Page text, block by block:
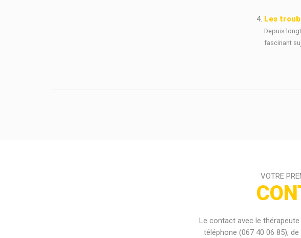
Les
Depuis
fascinant
VOTRE
Le contact avec le
téléphone (067 40 06 85),